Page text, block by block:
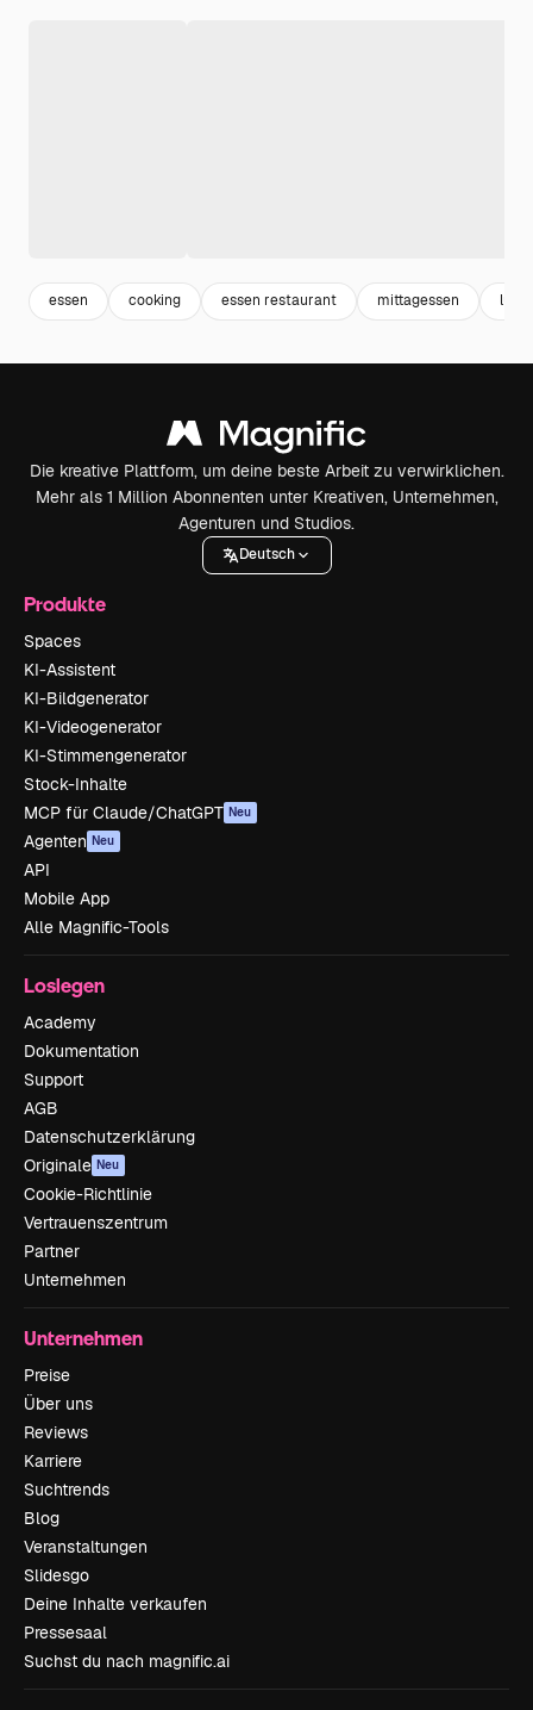
essen cooking essen restaurant mittagessen
Die kreative Plattform, um deine beste Arbeit zu verwirklichen.
Mehr als 1 Million Abonnenten unter Kreativen, Unternehmen,
Agenturen und Studios.
Deutsch
Produkte
Spaces
KI-Assistent
KI-Bildgenerator
KI-Videogenerator
KI-Stimmengenerator
Stock-Inhalte
MCP für Claude/ChatGPT Neu
Agenten Neu
API
Mobile App
Alle Magnific-Tools
Loslegen
Academy
Dokumentation
Support
AGB
Datenschutzerklärung
Originale Neu
Cookie-Richtlinie
Vertrauenszentrum
Partner
Unternehmen
Unternehmen
Preise
Über uns
Reviews
Karriere
Suchtrends
Blog
Veranstaltungen
Slidesgo
Deine Inhalte verkaufen
Pressesaal
Suchst du nach magnific.ai